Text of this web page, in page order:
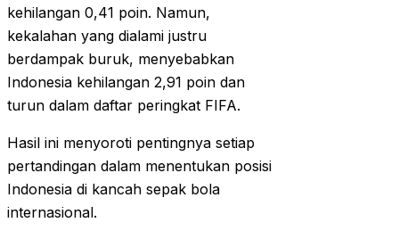
kehilangan 0,41 poin. Namun,
kekalahan yang dialami justru
berdampak buruk, menyebabkan
Indonesia kehilangan 2,91 poin dan
turun dalam daftar peringkat FIFA.
Hasil ini menyoroti pentingnya setiap
pertandingan dalam menentukan posisi
Indonesia di kancah sepak bola
internasional.